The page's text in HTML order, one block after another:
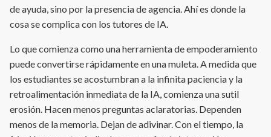
de ayuda, sino por la presencia de agencia. Ahí es donde la
cosa se complica con los tutores de IA.
Lo que comienza como una herramienta de empoderamiento
puede convertirse rápidamente en una muleta. A medida que
los estudiantes se acostumbran a la infinita paciencia y la
retroalimentación inmediata de la IA, comienza una sutil
erosión. Hacen menos preguntas aclaratorias. Dependen
menos de la memoria. Dejan de adivinar. Con el tiempo, la